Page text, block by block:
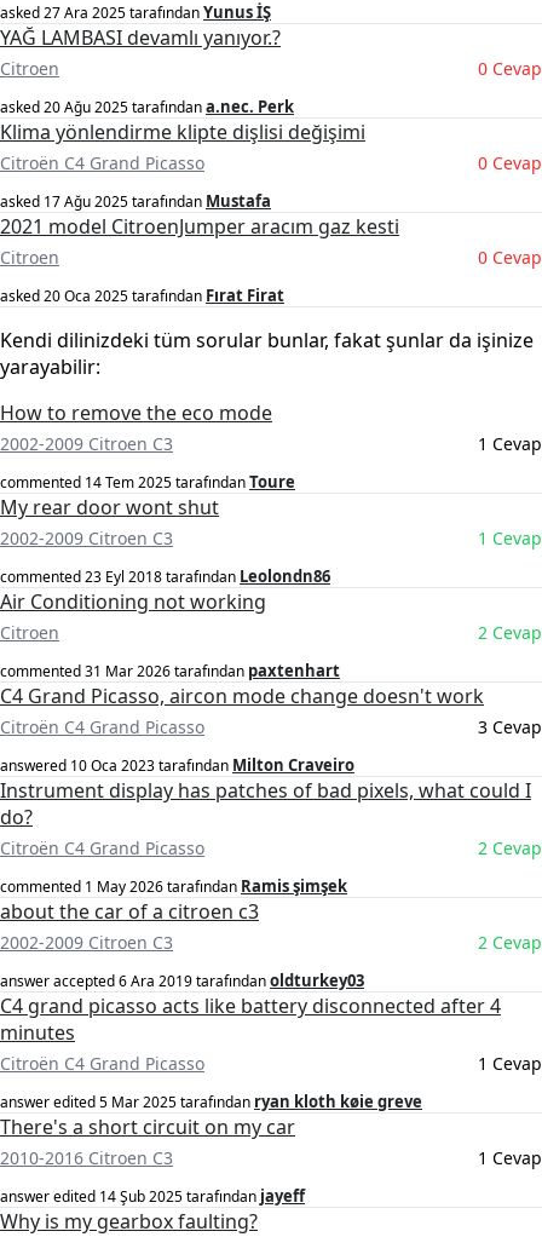
asked27 Ara 2025tarafındanYunus İŞ
YAĞ LAMBASI devamlı yanıyor.?
Citroen 0 Cevap
asked20 Ağu 2025tarafındana.nec. Perk
Klima yönlendirme klipte dişlisi değişimi
Citroën C4 Grand Picasso 0 Cevap
asked 17 Ağu 2025tarafından Mustafa
2021 model CitroenJumper aracım gaz kesti
Citroen 0 Cevap
asked20 Oca 2025tarafından Fırat Firat
Kendi dilinizdeki tüm sorular bunlar, fakat şunlar da işinize
yarayabilir:
How to remove the eco mode
2002-2009 Citroen C3 1 Cevap
commented 14 Tem 2025tarafındanToure
My rear door wont shut
2002-2009 Citroen C3 1 Cevap
commented23 Eyl 2018tarafından Leolondn86
Air Conditioning not working
Citroen 2 Cevap
commented31 Mar 2026tarafından paxtenhart
C4 Grand Picasso, aircon mode change doesn't work
Citroën C4 Grand Picasso 3 Cevap
answered 10 Oca 2023tarafından Milton Craveiro
Instrument display has patches of bad pixels, what could I
do?
Citroën C4 Grand Picasso 2 Cevap
commented 1 May 2026tarafından Ramis şimşek
about the car of a citroen c3
2002-2009 Citroen C3 2 Cevap
answer accepted6 Ara 2019tarafındanoldturkey03
C4 grand picasso acts like battery disconnected after 4
minutes
Citroën C4 Grand Picasso 1 Cevap
answer edited5 Mar 2025tarafından ryan kloth køie greve
There's a short circuit on my car
2010-2016 Citroen C3 1 Cevap
answer edited 14 Şub 2025tarafından jayeff
Why is my gearbox faulting?